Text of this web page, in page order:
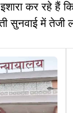
कर रहे हैं कि
सुनवाई में